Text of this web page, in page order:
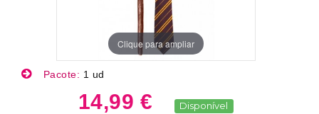
Clique para ampliar
Pacote: 1 ud
14,99 € Disponível